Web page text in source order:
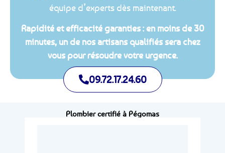
équipe d’experts dès maintenant.
Rapidité et efficacité garanties : en moins de 30
minutes, un de nos artisans qualifiés sera chez
vous pour résoudre votre urgence.
09.72.17.24.60
Plombier certifié à Pégomas